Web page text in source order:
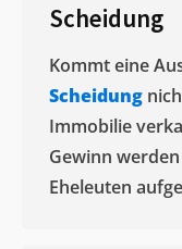
Scheidung
Kommt eine
Scheidung
Immobilie
Gewinn
Eheleuten